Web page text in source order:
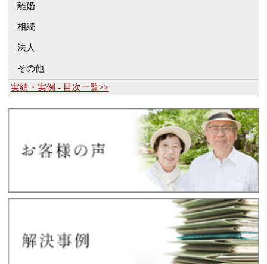
離婚
相続
法人
その他
実績・実例 - 目次一覧>>